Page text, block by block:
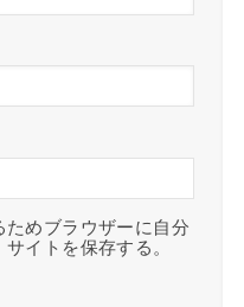
めブラウザーに自分
イトを保存する。